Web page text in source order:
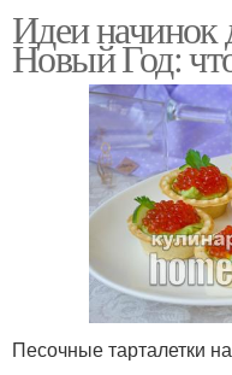
Тарталетки с
кальмарами
Тарталетки со
шпротами
Оригинальные
Идеи начинок
Новый Год:
Песочные тарталетки